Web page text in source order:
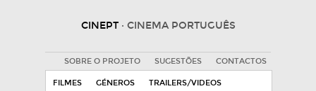
CINEPT · CINEMA PORTUGUÊS
SOBRE O PROJETO SUGESTÕES CONTACTOS
FILMES GÉNEROS TRAILERS/VIDEOS